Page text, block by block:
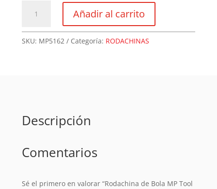
MP
Añadir al carrito
SKU: MP5162 Categoría: RODACHINAS
Descripción
Comentarios
Sé el primero en valorar “Rodachina de Bola MP Tool